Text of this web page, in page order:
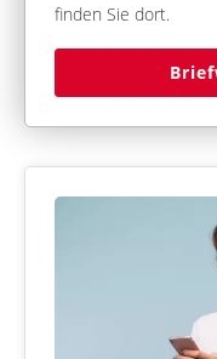
finden Sie dort.